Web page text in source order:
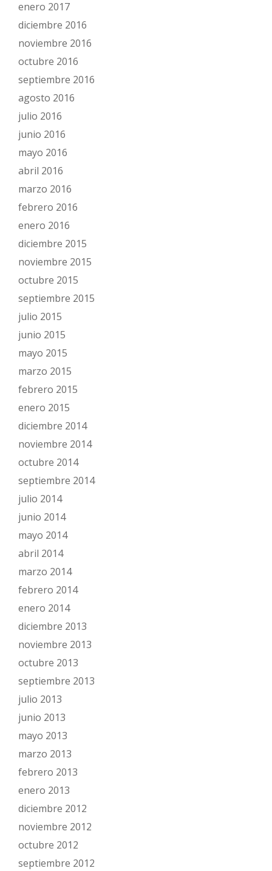
enero 2017
diciembre 2016
noviembre 2016
octubre 2016
septiembre 2016
agosto 2016
julio 2016
junio 2016
mayo 2016
abril 2016
marzo 2016
febrero 2016
enero 2016
diciembre 2015
noviembre 2015
octubre 2015
septiembre 2015
julio 2015
junio 2015
mayo 2015
marzo 2015
febrero 2015
enero 2015
diciembre 2014
noviembre 2014
octubre 2014
septiembre 2014
julio 2014
junio 2014
mayo 2014
abril 2014
marzo 2014
febrero 2014
enero 2014
diciembre 2013
noviembre 2013
octubre 2013
septiembre 2013
julio 2013
junio 2013
mayo 2013
marzo 2013
febrero 2013
enero 2013
diciembre 2012
noviembre 2012
octubre 2012
septiembre 2012